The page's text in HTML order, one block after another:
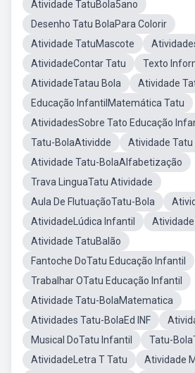
Atividade TatuBola5ano
Desenho Tatu BolaPara Colorir
Atividade TatuMascote
AtividadeContar Tatu
Texto
AtividadeTatau Bola
Atividade
Educação InfantilMatemática Tatu
AtividadesSobre Tato Educação
Tatu-BolaAtividde
Atividade
Atividade Tatu-BolaAlfabetização
Trava LinguaTatu Atividade
Aula De FlutuaçãoTatu-Bola
AtividadeLúdica Infantil
Atividade TatuBalão
Fantoche DoTatu Educação Infantil
Trabalhar OTatu Educação Infantil
Atividade Tatu-BolaMatematica
Atividades Tatu-BolaEd INF
Musical DoTatu Infantil
Tatu-
AtividadeLetra T Tatu
Atividade